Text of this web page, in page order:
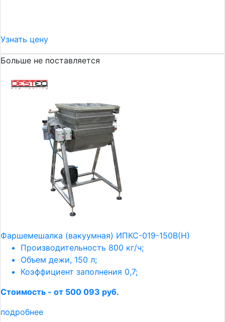
Узнать цену
Больше не поставляется
Фаршемешалка (вакуумная) ИПКС-019-150В(Н)
Производительность 800 кг/ч;
Объем дежи, 150 л;
Коэффициент заполнения 0,7;
Стоимость - от 500 093 руб.
подробнее